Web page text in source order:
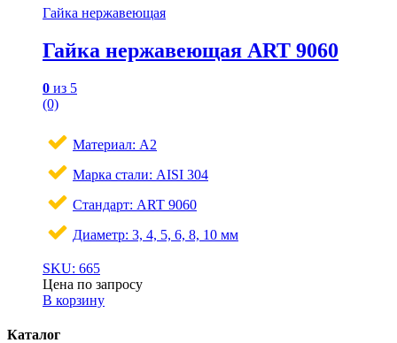
Гайка нержавеющая
Гайка нержавеющая ART 9060
0 из 5
(0)
Материал: A2
Марка стали: AISI 304
Стандарт: ART 9060
Диаметр: 3, 4, 5, 6, 8, 10 мм
SKU: 665
Цена по запросу
В корзину
Каталог